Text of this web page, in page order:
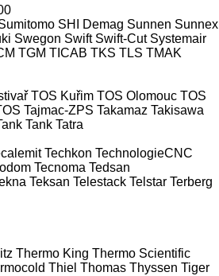
SHI Demag Sunnen Sunnex
Swegon Swift Swift-Cut Systemair
TGM TICAB TKS TLS TMAK
TOS Kuřim TOS Olomouc TOS
Tajmac-ZPS Takamaz Takisawa
Tank Tatra
Techkon TechnologieCNC
Tecnoma Tedsan
Teksan Telestack Telstar Terberg
Thermo King Thermo Scientific
Thiel Thomas Thyssen Tiger